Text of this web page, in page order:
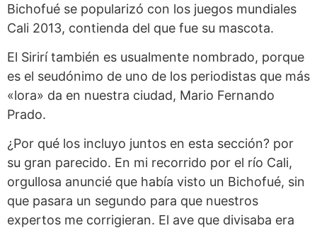
Bichofué se popularizó con los juegos mundiales
Cali 2013, contienda del que fue su mascota.
El Sirirí también es usualmente nombrado, porque
es el seudónimo de uno de los periodistas que más
«lora» da en nuestra ciudad, Mario Fernando
Prado.
¿Por qué los incluyo juntos en esta sección? por
su gran parecido. En mi recorrido por el río Cali,
orgullosa anuncié que había visto un Bichofué, sin
que pasara un segundo para que nuestros
expertos me corrigieran. El ave que divisaba era